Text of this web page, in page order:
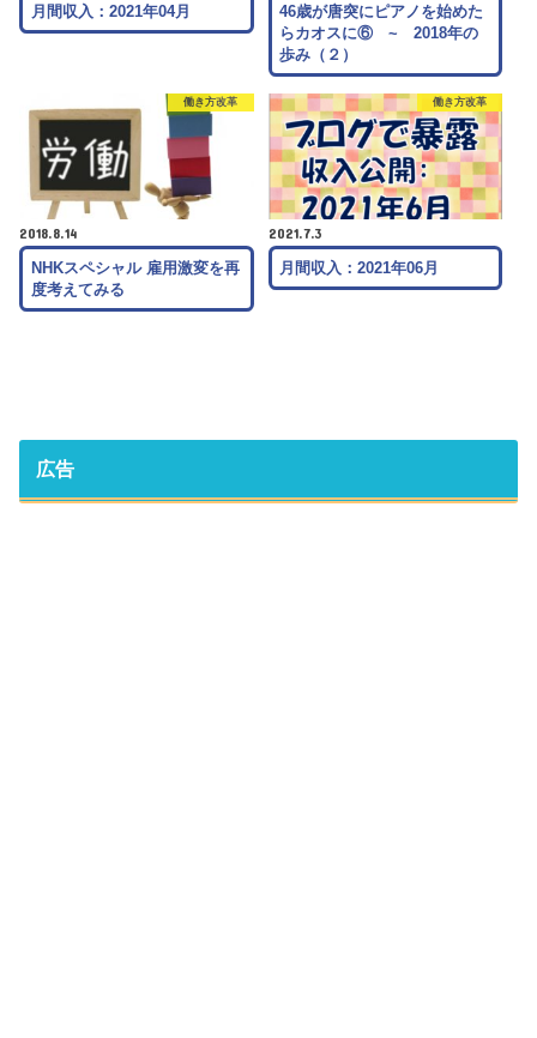
月間収入：2021年04月
46歳が唐突にピアノを始めた
らカオスに⑥ ~ 2018年の
歩み（２）
働き方改革
2018.8.14
NHKスペシャル 雇用激変を再
度考えてみる
働き方改革
2021.7.3
月間収入：2021年06月
広告